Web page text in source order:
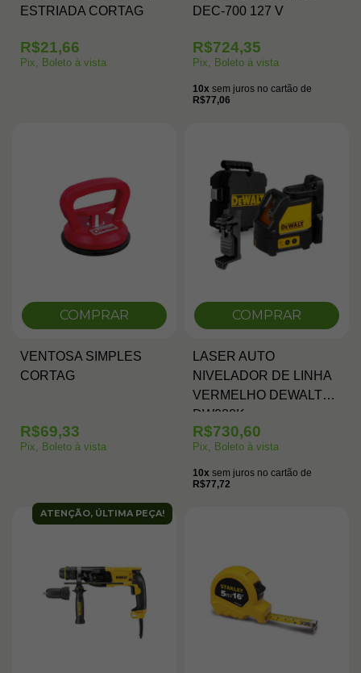
ESTRIADA CORTAG
R$21,66
Pix, Boleto à vista
DEC-700 127 V
R$724,35
Pix, Boleto à vista
10x sem juros no cartão de
R$77,06
COMPRAR
VENTOSA SIMPLES
CORTAG
R$69,33
Pix, Boleto à vista
COMPRAR
LASER AUTO
NIVELADOR DE LINHA
VERMELHO DEWALT
DW088K
R$730,60
Pix, Boleto à vista
10x sem juros no cartão de
R$77,72
ATENÇÃO, ÚLTIMA PEÇA!